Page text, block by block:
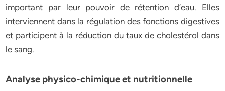
important par leur pouvoir de rétention d’eau. Elles
interviennent dans la régulation des fonctions digestives
et participent à la réduction du taux de cholestérol dans
le sang.
Analyse physico-chimique et nutritionnelle